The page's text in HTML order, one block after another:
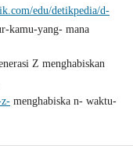
edu/detikpedia/d-
kamu-yang- mana
Z menghabiskan
z-menghabiska n- waktu-